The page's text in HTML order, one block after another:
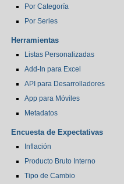
Por Categoría
Por Series
Herramientas
Listas Personalizadas
Add-In para Excel
API para Desarrolladores
App para Móviles
Metadatos
Encuesta de Expectativas
Inflación
Producto Bruto Interno
Tipo de Cambio